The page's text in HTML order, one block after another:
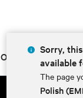
Sorry,
available
The page
Polish
O Vertiv